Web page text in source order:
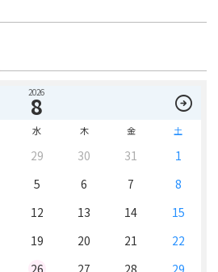
2026
8 arrow_circle_right
水 木 金 土
29 30 31
1
5 6 7
8
12 13 14
15
19 20 21
22